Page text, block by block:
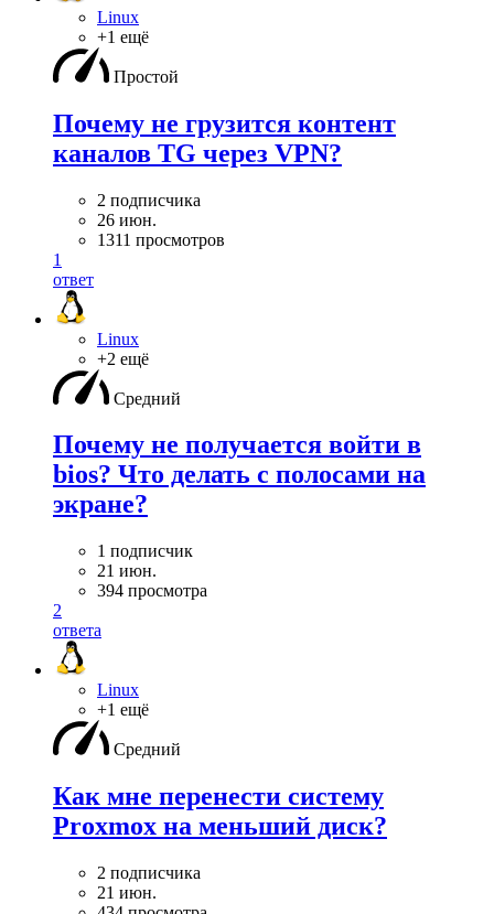
Linux
+1 ещё
Простой
Почему не грузится контент
каналов TG через VPN?
2 подписчика
26 июн.
1311 просмотров
1
ответ
Linux
+2 ещё
Средний
Почему не получается войти в
bios? Что делать с полосами на
экране?
1 подписчик
21 июн.
394 просмотра
2
ответа
Linux
+1 ещё
Средний
Как мне перенести систему
Proxmox на меньший диск?
2 подписчика
21 июн.